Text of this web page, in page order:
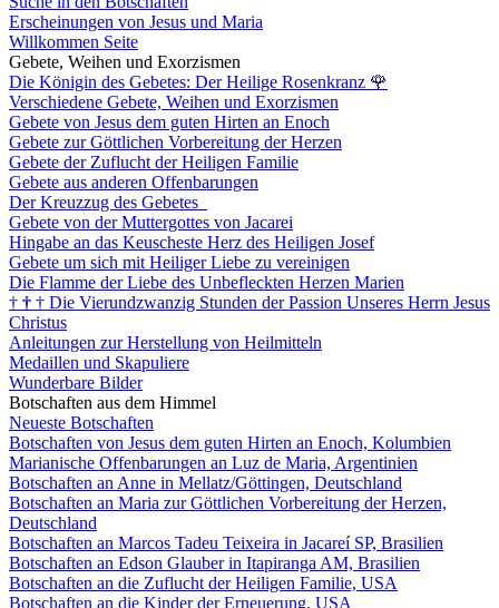
Erscheinungen von Jesus und Maria
Willkommen Seite
Gebete, Weihen und Exorzismen
Die Königin des Gebetes: Der Heilige Rosenkranz 🌹
Verschiedene Gebete, Weihen und Exorzismen
Gebete von Jesus dem guten Hirten an Enoch
Gebete zur Göttlichen Vorbereitung der Herzen
Gebete der Zuflucht der Heiligen Familie
Gebete aus anderen Offenbarungen
Der Kreuzzug des Gebetes
Gebete von der Muttergottes von Jacarei
Hingabe an das Keuscheste Herz des Heiligen Josef
Gebete um sich mit Heiliger Liebe zu vereinigen
Die Flamme der Liebe des Unbefleckten Herzen Marien
† † † Die Vierundzwanzig Stunden der Passion Unseres Herrn Jesus
Christus
Anleitungen zur Herstellung von Heilmitteln
Medaillen und Skapuliere
Wunderbare Bilder
Botschaften aus dem Himmel
Neueste Botschaften
Botschaften von Jesus dem guten Hirten an Enoch, Kolumbien
Marianische Offenbarungen an Luz de Maria, Argentinien
Botschaften an Anne in Mellatz/Göttingen, Deutschland
Botschaften an Maria zur Göttlichen Vorbereitung der Herzen,
Deutschland
Botschaften an Marcos Tadeu Teixeira in Jacareí SP, Brasilien
Botschaften an Edson Glauber in Itapiranga AM, Brasilien
Botschaften an die Zuflucht der Heiligen Familie, USA
Botschaften an die Kinder der Erneuerung, USA